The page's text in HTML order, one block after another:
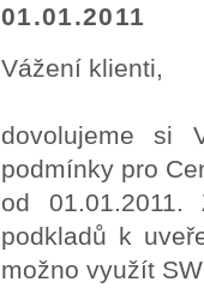
01.01.2011
Vážení klienti,
dovolujeme si
podmínky pro
od 01.01.2011.
podkladů k
možno využít